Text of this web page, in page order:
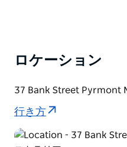
ロケーション
37 Bank Street Pyrmont
行き方